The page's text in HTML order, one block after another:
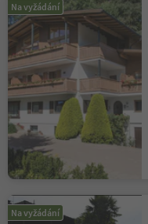
Na vyžádání
Na vyžádání